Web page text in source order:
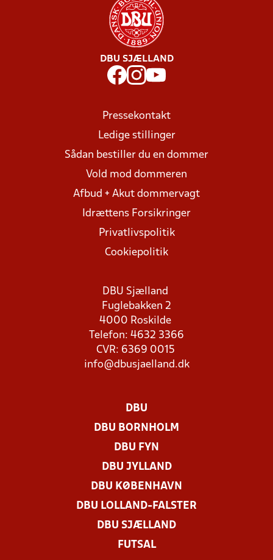
DBU SJÆLLAND
Pressekontakt
Ledige stillinger
Sådan bestiller du en dommer
Vold mod dommeren
Afbud + Akut dommervagt
Idrættens Forsikringer
Privatlivspolitik
Cookiepolitik
DBU Sjælland
Fuglebakken 2
4000 Roskilde
Telefon: 4632 3366
CVR: 6369 0015
info@dbusjaelland.dk
DBU
DBU BORNHOLM
DBU FYN
DBU JYLLAND
DBU KØBENHAVN
DBU LOLLAND-FALSTER
DBU SJÆLLAND
FUTSAL